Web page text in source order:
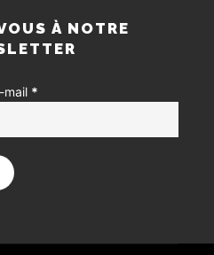
À NOTRE
mail *